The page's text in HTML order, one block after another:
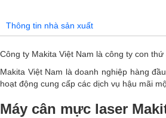
Thông tin nhà sản xuất
Công ty Makita Việt Nam là công ty con
Makita Việt Nam là doanh nghiệp hàng
hoạt động cung cấp các dịch vụ hậu mãi
Máy cân mực laser